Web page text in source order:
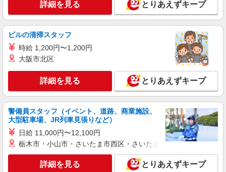
ライフ勝どきミッド店 東京都中央区勝どき4-6-
キープ 詳細を見る
アルバイト
作業場清掃
時給1,300円 高校生は21:45までの勤務 時給
1,250円
ライフ勝どきミッド店 東京都中央区勝どき4-6-
2
キープ 詳細を見る
パート
詳細を見る とりあえずキープ
ビルの清掃スタッフ
時給 1,200円〜1,200円
大阪市北区
詳細を見る とりあえずキープ
警備員スタッフ（イベント、道路、商業施設、
大型駐車場、JR列車見張りなど）
日給 11,000円〜12,100円
栃木市・小山市・さいたま市西区・さいたま市岩槻区・久喜市・
詳細を見る とりあえずキープ